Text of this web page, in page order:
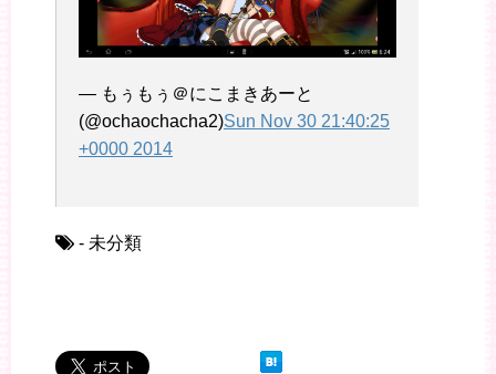
— もぅもぅ＠にこまきあーと
(@ochaochacha2)Sun Nov 30 21:40:25
+0000 2014
- 未分類